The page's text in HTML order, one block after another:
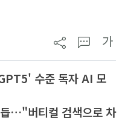
가
수준 독자 AI 모
…"버티컬 검색으로 차